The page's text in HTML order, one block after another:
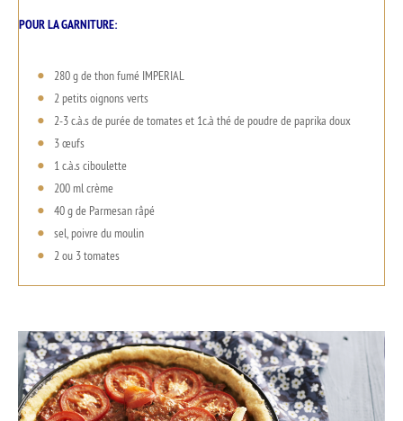
POUR LA GARNITURE:
280 g de thon fumé IMPERIAL
2 petits oignons verts
2-3 c.à.s de purée de tomates et 1c.à thé de poudre de paprika doux
3 œufs
1 c.à.s ciboulette
200 ml crème
40 g de Parmesan râpé
sel, poivre du moulin
2 ou 3 tomates